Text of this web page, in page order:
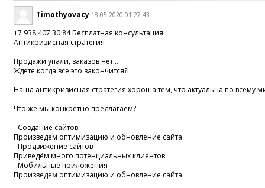
Timothyovacy 18.05.2020 01:27:43
+7 938 407 30 84 Бесплатная консультация
Антикризисная стратегия
Продажи упали, заказов нет...
Ждете когда все это закончится?!
Наша антикризисная стратегия хороша тем, что актуальна по
Что же мы конкретно предлагаем?
- Создание сайтов
Произведем оптимизацию и обновление сайта
- Продвижение сайтов
Приведём много потенциальных клиентов
- Мобильные приложения
Произведем оптимизацию и обновление сайта